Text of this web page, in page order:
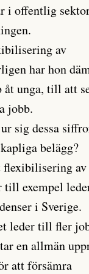
i offentlig
av
har hon
unga, till att
jobb.
sig dessa
belägg?
flexibilisering av
till exempel
i Sverige.
leder till fler
en allmän
att försämra